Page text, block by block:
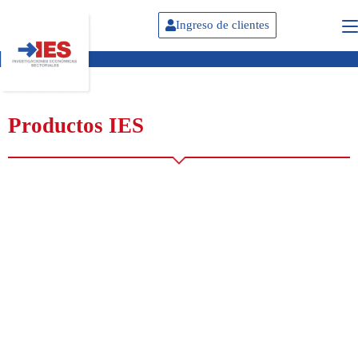
Ingreso de clientes
Productos IES